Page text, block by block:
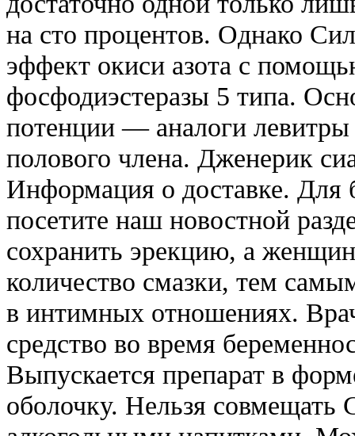
на сто процентов. Однако
эффект окиси азота с
фосфодиэстеразы 5 типа.
потенции — аналоги
полового члена. Дженерик
Информация о доставке. Для
посетите наш новостной
сохранить эрекцию, а
количество смазки, тем
в интимных отношениях.
средство во время
Выпускается препарат в
оболочку. Нельзя